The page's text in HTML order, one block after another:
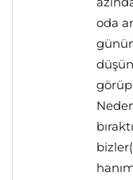
oda